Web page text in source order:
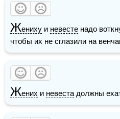
Жениху и невесте надо
чтобы их не сглазили на
Жених и невеста должны